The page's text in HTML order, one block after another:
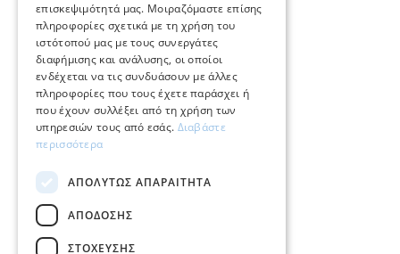
Φροντίδα και επισκευή κοσμημάτων
Όροι χρήσης
Επιστροφές
Πολιτική πληρωμών
Πολιτική αποστολών
Ο λογαριασμός μου
Επικοινωνία
επισκεψιμότητά μας. Μοιραζόμαστε επίσης
πληροφορίες σχετικά με τη χρήση του
ιστότοπού μας με τους συνεργάτες
διαφήμισης και ανάλυσης, οι οποίοι
ενδέχεται να τις συνδυάσουν με άλλες
πληροφορίες που τους έχετε παράσχει ή
που έχουν συλλέξει από τη χρήση των
υπηρεσιών τους από εσάς. Διαβάστε
περισσότερα
ΑΠΟΛΎΤΩΣ ΑΠΑΡΑΊΤΗΤΑ
ΑΠΌΔΟΣΗΣ
ΣΤΌΧΕΥΣΗΣ